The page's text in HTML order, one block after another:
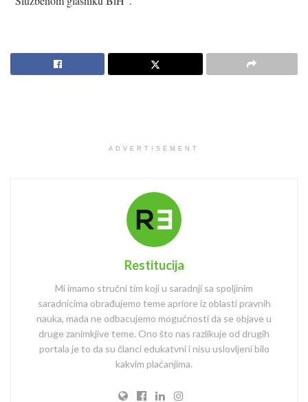
ADVERTISEMENT
Restitucija
Mi imamo stručni tim koji u saradnji sa spoljinim
saradnicima obrađujemo teme apriore iz oblasti pravnih
nauka, mada ne odbacujemo mogućnosti da se objave u
druge zanimkjive teme. Ono što nas razlikuje od drugih
portala je to da su članci edukatvni i nisu uslovljeni bilo
kakvim plaćanjima.